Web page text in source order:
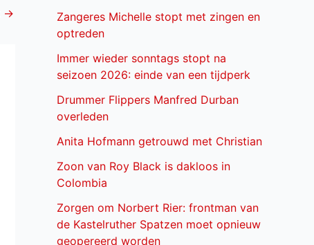
→
Zangeres Michelle stopt met zingen en
optreden
Immer wieder sonntags stopt na
seizoen 2026: einde van een tijdperk
Drummer Flippers Manfred Durban
overleden
Anita Hofmann getrouwd met Christian
Zoon van Roy Black is dakloos in
Colombia
Zorgen om Norbert Rier: frontman van
de Kastelruther Spatzen moet opnieuw
geopereerd worden